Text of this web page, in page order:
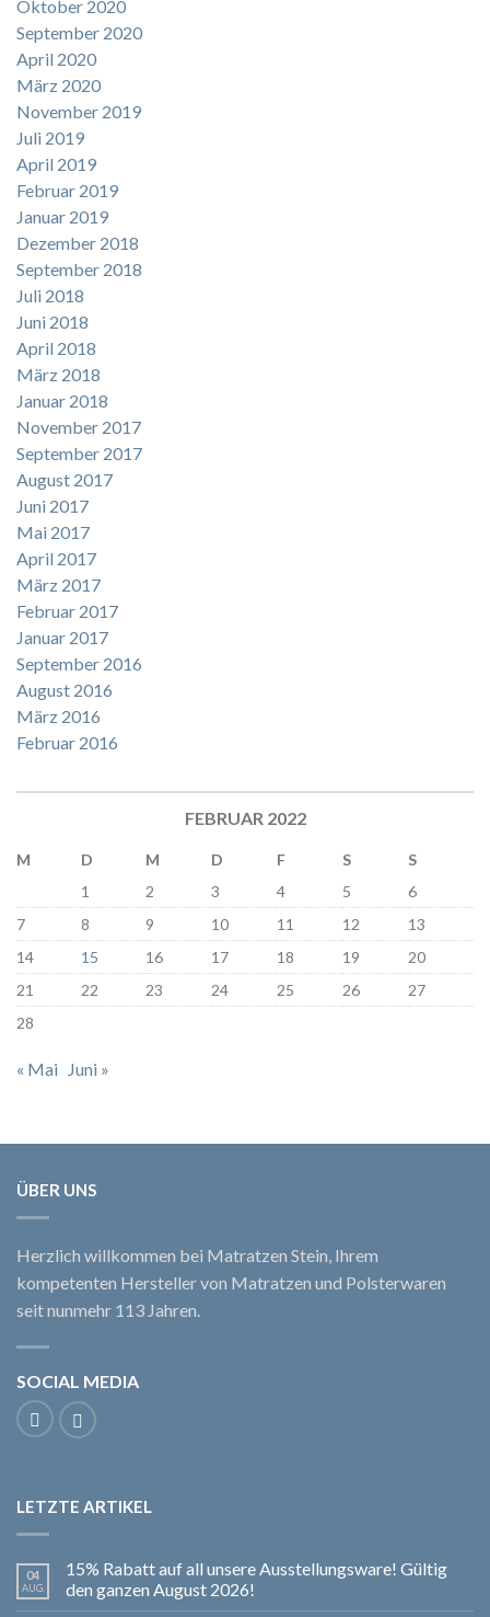
Oktober 2020
September 2020
April 2020
März 2020
November 2019
Juli 2019
April 2019
Februar 2019
Januar 2019
Dezember 2018
September 2018
Juli 2018
Juni 2018
April 2018
März 2018
Januar 2018
November 2017
September 2017
August 2017
Juni 2017
Mai 2017
April 2017
März 2017
Februar 2017
Januar 2017
September 2016
August 2016
März 2016
Februar 2016
FEBRUAR 2022
M D M D F S
S
1
2 3 4 5
6
7
8 9 10 11 12
13
14
15 16 17 18 19
20
21
22 23 24 25 26
27
28
« Mai Juni »
ÜBER UNS
Herzlich willkommen bei Matratzen Stein, Ihrem
kompetenten Hersteller von Matratzen und Polsterwaren
seit nunmehr 113 Jahren.
SOCIAL MEDIA
LETZTE ARTIKEL
04
AUG.
15% Rabatt auf all unsere Ausstellungsware! Gültig
den ganzen August 2026!